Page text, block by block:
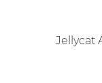
Jellycat